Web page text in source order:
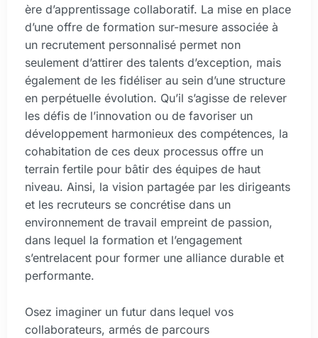
ère d’apprentissage collaboratif. La mise en place
d’une offre de formation sur-mesure associée à
un recrutement personnalisé permet non
seulement d’attirer des talents d’exception, mais
également de les fidéliser au sein d’une structure
en perpétuelle évolution. Qu’il s’agisse de relever
les défis de l’innovation ou de favoriser un
développement harmonieux des compétences, la
cohabitation de ces deux processus offre un
terrain fertile pour bâtir des équipes de haut
niveau. Ainsi, la vision partagée par les dirigeants
et les recruteurs se concrétise dans un
environnement de travail empreint de passion,
dans lequel la formation et l’engagement
s’entrelacent pour former une alliance durable et
performante.
Osez imaginer un futur dans lequel vos
collaborateurs, armés de parcours